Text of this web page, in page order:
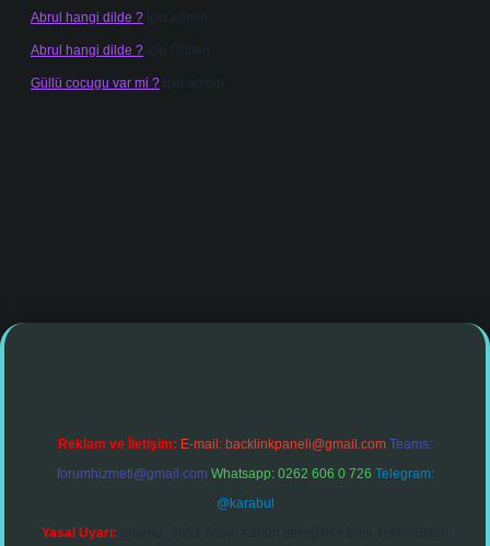
Abrul hangi dilde ? için admin
Abrul hangi dilde ? için Gülten
Güllü cocugu var mi ? için admin
giriş
Reklam ve İletişim: E-mail: backlinkpaneli@gmail.com Teams:
forumhizmeti@gmail.com Whatsapp: 0262 606 0 726 Telegram:
@karabul
Yasal Uyarı: